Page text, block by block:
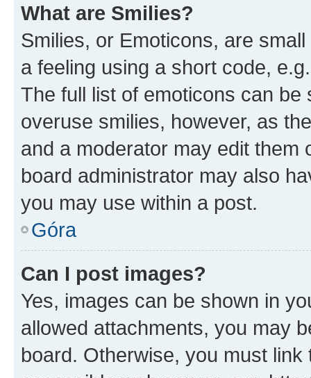
What are Smilies?
Smilies, or Emoticons, are
a feeling using a short code,
The full list of emoticons can
overuse smilies, however, as
and a moderator may edit them
board administrator may also
you may use within a post.
Góra
Can I post images?
Yes, images can be shown in
allowed attachments, you may
board. Otherwise, you must